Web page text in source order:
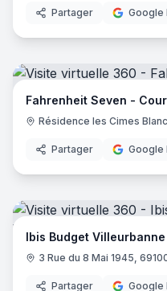
Partager Google
Fahrenheit Seven -
Partager Google
Ibis Budget Villeurbanne
3 Rue du 8 Mai 1945,
Partager Google